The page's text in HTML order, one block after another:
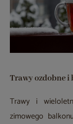
Trawy ozdobne
Trawy i
zimowego